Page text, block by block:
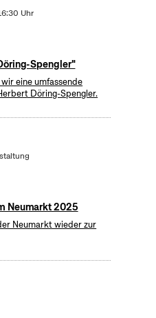
Uhr
Spengler"
eine umfassende
Döring-Spengler.
Neumarkt 2025
Neumarkt wieder zur